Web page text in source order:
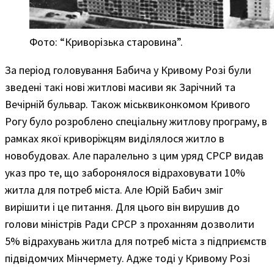
Фото: “Криворізька старовина”.
За період головування Бабича у Кривому Розі були
зведені такі нові житлові масиви як Зарічний та
Вечірній бульвар. Також міськвиконкомом Кривого
Рогу було розроблено спеціальну житлову програму, в
рамках якої криворіжцям виділялося житло в
новобудовах. Але паралельно з цим уряд СРСР видав
указ про те, що заборонялося відраховувати 10%
житла для потреб міста. Але Юрій Бабич зміг
вирішити і це питання. Для цього він вирушив до
голови міністрів Ради СРСР з проханням дозволити
5% відрахувань житла для потреб міста з підприємств
підвідомчих Мінчермету. Адже тоді у Кривому Розі